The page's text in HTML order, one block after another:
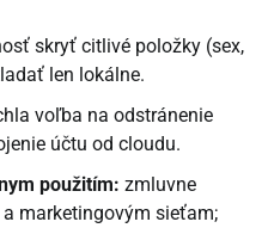
skryť citlivé položky (sex,
len lokálne.
voľba na odstránenie
účtu od cloudu.
použitím: zmluvne
marketingovým sieťam;